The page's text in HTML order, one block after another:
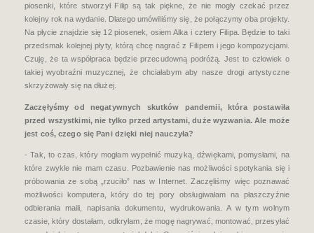
piosenki, które stworzył Filip są tak piękne, że nie mogły czekać przez
kolejny rok na wydanie. Dlatego umówiliśmy się, że połączymy oba projekty.
Na płycie znajdzie się 12 piosenek, osiem Alka i cztery Filipa. Będzie to taki
przedsmak kolejnej płyty, którą chcę nagrać z Filipem i jego kompozycjami.
Czuję, że ta współpraca będzie przecudowną podróżą. Jest to człowiek o
takiej wyobraźni muzycznej, że chciałabym aby nasze drogi artystyczne
skrzyżowały się na dłużej.
Zaczęłyśmy od negatywnych skutków pandemii, która postawiła
przed wszystkimi, nie tylko przed artystami,dużewyzwania. Ale może
jest coś, czego się Pani dzięki niej nauczyła?
- Tak, to czas, który mogłam wypełnić muzyką, dźwiękami, pomysłami, na
które zwykle nie mam czasu. Pozbawienie nas możliwości spotykania się i
próbowania ze sobą „rzuciło” nas w Internet. Zaczęliśmy więc poznawać
możliwości komputera, który do tej pory obsługiwałam na płaszczyźnie
odbierania maili, napisania dokumentu, wydrukowania. A w tym wolnym
czasie, który dostałam, odkryłam, że mogę nagrywać, montować, przesyłać